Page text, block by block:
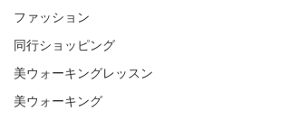
ファッション
同行ショッピング
美ウォーキングレッスン
美ウォーキング